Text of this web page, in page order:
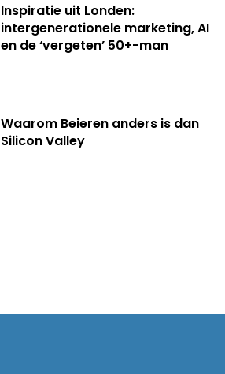
Inspiratie uit Londen:
intergenerationele marketing, AI
en de ‘vergeten’ 50+-man
Waarom Beieren anders is dan
Silicon Valley